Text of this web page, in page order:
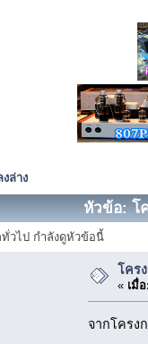
งล่าง
หัวข้อ: โค
วไป กำลังดูหัวข้อนี้
โคร
« เมื่อ:
จากโครง